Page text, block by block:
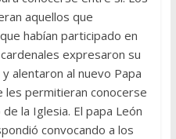
aquellos que
habían participado en
expresaron su
alentaron al nuevo Papa
les permitieran conocerse
la Iglesia. El papa León
convocando a los